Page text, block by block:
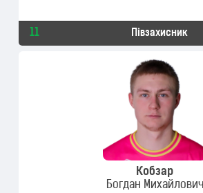
11 Півзахисник
Кобзар
Богдан Михайлович